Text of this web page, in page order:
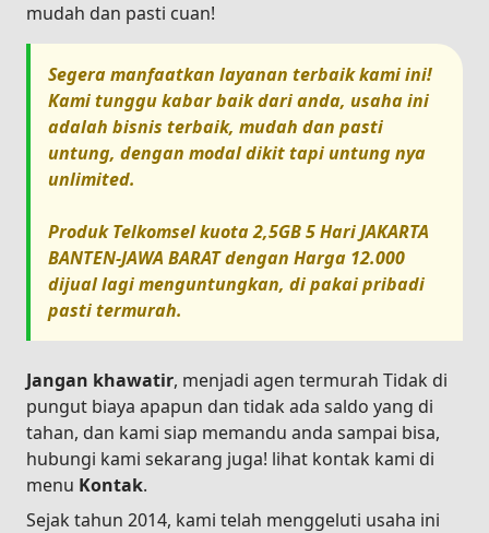
mudah dan pasti cuan!
Segera manfaatkan layanan terbaik kami ini!
Kami tunggu kabar baik dari anda, usaha ini
adalah bisnis terbaik, mudah dan pasti
untung, dengan modal dikit tapi untung nya
unlimited.
ProdukTelkomsel kuota 2,5GB 5 Hari JAKARTA
BANTEN-JAWA BARATdengan Harga 12.000
dijual lagi menguntungkan, di pakai pribadi
pasti termurah.
Jangan khawatir, menjadi agen termurah Tidak di
pungut biaya apapun dan tidak ada saldo yang di
tahan, dan kami siap memandu anda sampai bisa,
hubungi kami sekarang juga! lihat kontak kami di
menu Kontak.
Sejak tahun 2014, kami telah menggeluti usaha ini